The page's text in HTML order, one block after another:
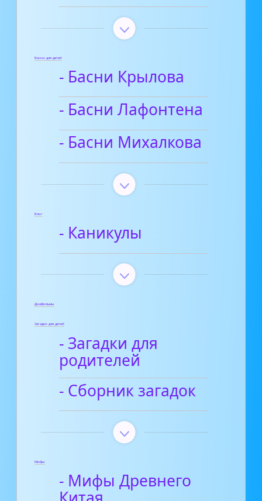
Басни для детей
- Басни Крылова
- Басни Лафонтена
- Басни Михалкова
Блог
- Каникулы
Диафильмы
Загадки для детей
- Загадки для
родителей
- Сборник загадок
Мифы
- Мифы Древнего